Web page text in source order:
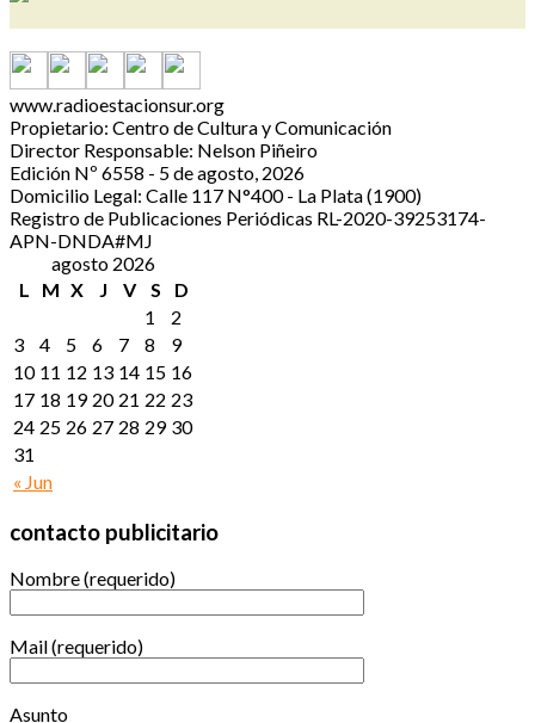
www.radioestacionsur.org
Propietario: Centro de Cultura y Comunicación
Director Responsable: Nelson Piñeiro
Edición Nº 6558 - 5 de agosto, 2026
Domicilio Legal: Calle 117 N°400 - La Plata (1900)
Registro de Publicaciones Periódicas RL-2020-39253174-
APN-DNDA#MJ
agosto 2026
L
M X J V S D
« Jun
1
2
3
4 5 6 7 8
9
10 11 12 13 14 15 16
17 18 19 20 21 22 23
24 25 26 27 28 29 30
31
contacto publicitario
Nombre (requerido)
Mail (requerido)
Asunto